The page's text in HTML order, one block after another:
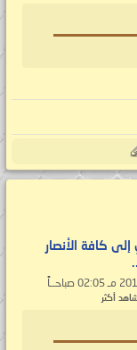
إلى كافة الأنصار
الإمام ناصر محمد اليماني 20 - 04 - 1437 هـ 30 - 01 - 2016 مـ 02:05 صباحــاً
أكثر